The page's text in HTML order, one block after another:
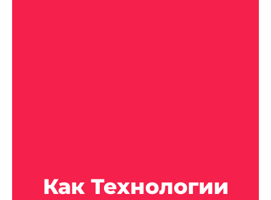
Как Технологии